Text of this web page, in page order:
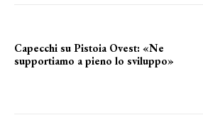
Capecchi su Pistoia Ovest: «Ne
supportiamo a pieno lo sviluppo»